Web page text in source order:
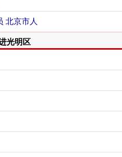
北京市人
光明区